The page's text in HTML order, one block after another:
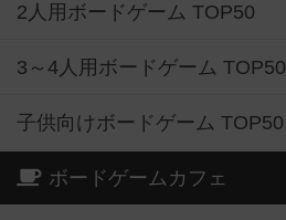
2人用ボードゲーム TOP50
3～4人用ボードゲーム TOP50
子供向けボードゲーム TOP50
ボードゲームカフェ